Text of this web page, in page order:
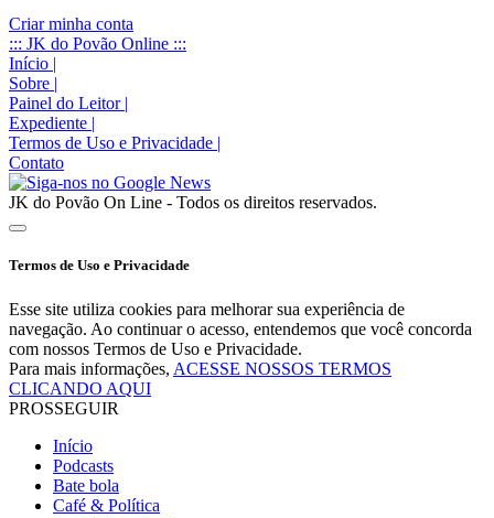
Criar minha conta
::: JK do Povão Online :::
Início |
Sobre |
Painel do Leitor |
Expediente |
Termos de Uso e Privacidade |
Contato
JK do Povão On Line - Todos os direitos reservados.
Termos de Uso e Privacidade
Esse site utiliza cookies para melhorar sua experiência de
navegação. Ao continuar o acesso, entendemos que você concorda
com nossos Termos de Uso e Privacidade.
Para mais informações, ACESSE NOSSOS TERMOS
CLICANDO AQUI
PROSSEGUIR
Início
Podcasts
Bate bola
Café & Política